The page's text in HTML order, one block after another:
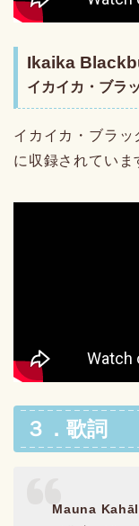
Ikaika
イカイカ・ブラ
イカイカ・ブラ
に収録されていま
３．歌詞
Mauna